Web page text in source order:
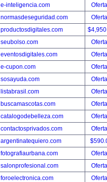
e-inteligencia.com
normasdeseguridad.com
productosdigitales.com
seubolso.com
eventosdigitales.com
e-cupon.com
sosayuda.com
listabrasil.com
buscamascotas.com
catalogodebelleza.com
contactosprivados.com
argentinatequiero.com
fotografiaurbana.com
salonprofesional.com
foroelectronica.com